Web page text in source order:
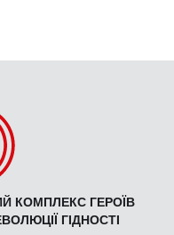
КОМПЛЕКС ГЕРОЇВ
ГІДНОСТІ